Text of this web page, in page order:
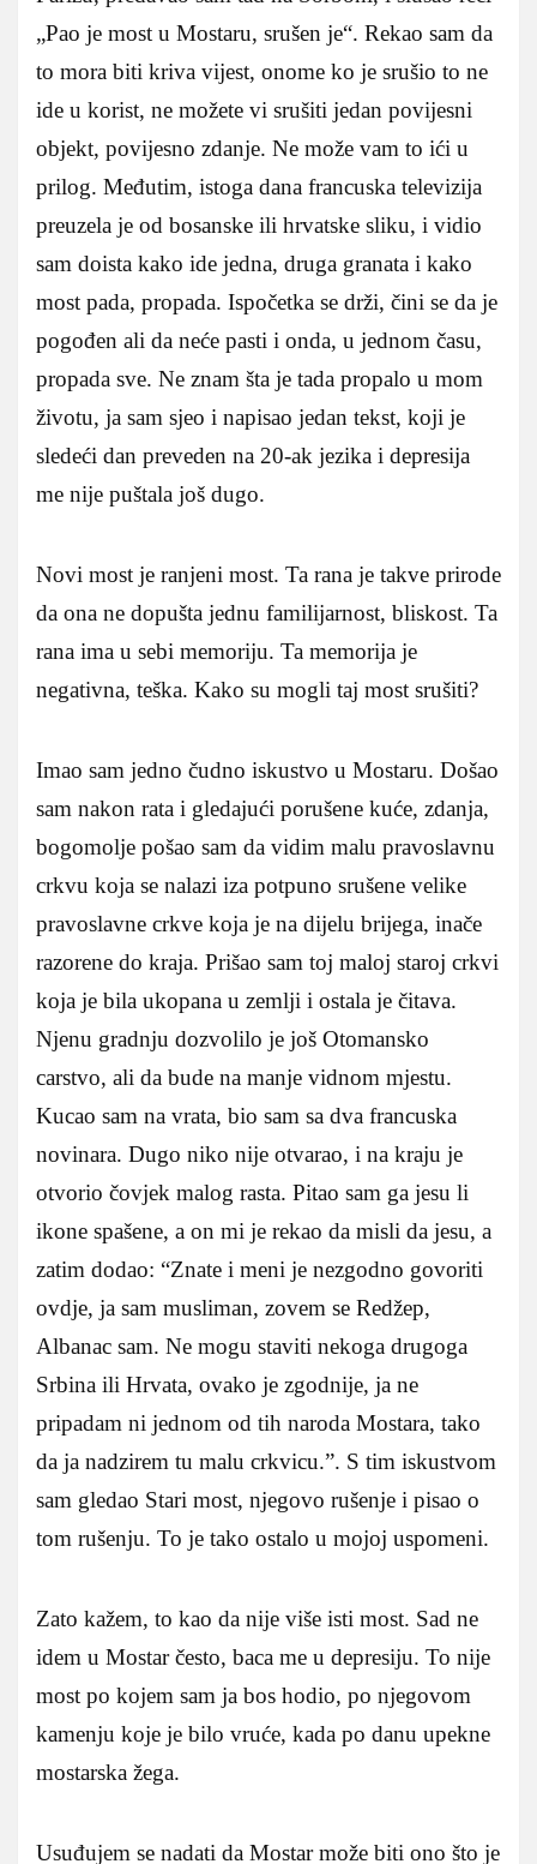
„Pao je most u Mostaru, srušen je“. Rekao sam da
to mora biti kriva vijest, onome ko je srušio to ne
ide u korist, ne možete vi srušiti jedan povijesni
objekt, povijesno zdanje. Ne može vam to ići u
prilog. Međutim, istoga dana francuska televizija
preuzela je od bosanske ili hrvatske sliku, i vidio
sam doista kako ide jedna, druga granata i kako
most pada, propada. Ispočetka se drži, čini se da je
pogođen ali da neće pasti i onda, u jednom času,
propada sve. Ne znam šta je tada propalo u mom
životu, ja sam sjeo i napisao jedan tekst, koji je
sledeći dan preveden na 20-ak jezika i depresija
me nije puštala još dugo.
Novi most je ranjeni most. Ta rana je takve prirode
da ona ne dopušta jednu familijarnost, bliskost. Ta
rana ima u sebi memoriju. Ta memorija je
negativna, teška. Kako su mogli taj most srušiti?
Imao sam jedno čudno iskustvo u Mostaru. Došao
sam nakon rata i gledajući porušene kuće, zdanja,
bogomolje pošao sam da vidim malu pravoslavnu
crkvu koja se nalazi iza potpuno srušene velike
pravoslavne crkve koja je na dijelu brijega, inače
razorene do kraja. Prišao sam toj maloj staroj crkvi
koja je bila ukopana u zemlji i ostala je čitava.
Njenu gradnju dozvolilo je još Otomansko
carstvo, ali da bude na manje vidnom mjestu.
Kucao sam na vrata, bio sam sa dva francuska
novinara. Dugo niko nije otvarao, i na kraju je
otvorio čovjek malog rasta. Pitao sam ga jesu li
ikone spašene, a on mi je rekao da misli da jesu, a
zatim dodao: “Znate i meni je nezgodno govoriti
ovdje, ja sam musliman, zovem se Redžep,
Albanac sam. Ne mogu staviti nekoga drugoga
Srbina ili Hrvata, ovako je zgodnije, ja ne
pripadam ni jednom od tih naroda Mostara, tako
da ja nadzirem tu malu crkvicu.”. S tim iskustvom
sam gledao Stari most, njegovo rušenje i pisao o
tom rušenju. To je tako ostalo u mojoj uspomeni.
Zato kažem, to kao da nije više isti most. Sad ne
idem u Mostar često, baca me u depresiju. To nije
most po kojem sam ja bos hodio, po njegovom
kamenju koje je bilo vruće, kada po danu upekne
mostarska žega.
Usuđujem se nadati da Mostar može biti ono što je